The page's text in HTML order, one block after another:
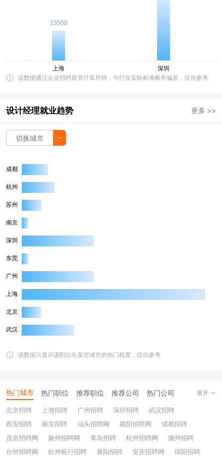
该数据通过企业招聘薪资计算所得，与行业实际标准略有偏差，仅供参考
设计经理就业趋势 更多 >>
切换城市
该数据只显示该职位在某些城市的热门程度，仅供参考
热门城市 热门职位 推荐职位 推荐公司 热门公司
北京招聘 上海招聘 广州招聘 深圳招聘
武汉招聘
西安招聘
南京招聘 汕头招聘网 揭阳招聘网
成都招聘
茂名招聘网
扬州招聘网 青岛招聘 杭州招聘网
滁州招聘
台州招聘网
杭州银行招聘 襄阳招聘 安庆招聘网 绵阳招聘
展开